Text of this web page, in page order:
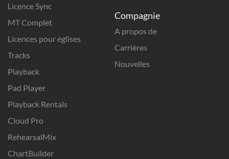
Licence Sync
MT Complet
Licences pour églises
Tracks
Playback
Pad Player
Playback Rentals
Cloud Pro
RehearsalMix
ChartBuilder
Compagnie
A propos de
Carrières
Nouvelles